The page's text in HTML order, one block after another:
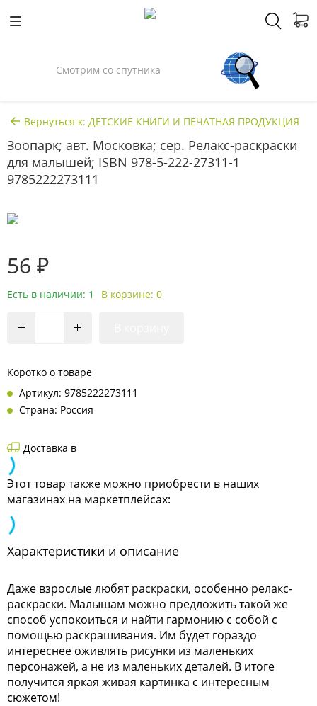
Спросили у Илона Маска
Вернуться к: ДЕТСКИЕ КНИГИ И ПЕЧАТНАЯ ПРОДУКЦИЯ
Зоопарк; авт. Московка; сер. Релакс-раскраски
для малышей; ISBN 978-5-222-27311-1
9785222273111
56 ₽
Есть в наличии: 1 В корзине: 0
Коротко о товаре
Артикул: 9785222273111
Страна: Россия
Доставка в
Этот товар также можно приобрести в наших
магазинах на маркетплейсах:
Характеристики и описание
Даже взрослые любят раскраски, особенно релакс-
раскраски. Малышам можно предложить такой же
способ успокоиться и найти гармонию с собой с
помощью раскрашивания. Им будет гораздо
интереснее оживлять рисунки из маленьких
персонажей, а не из маленьких деталей. В итоге
получится яркая живая картинка с интересным
сюжетом!